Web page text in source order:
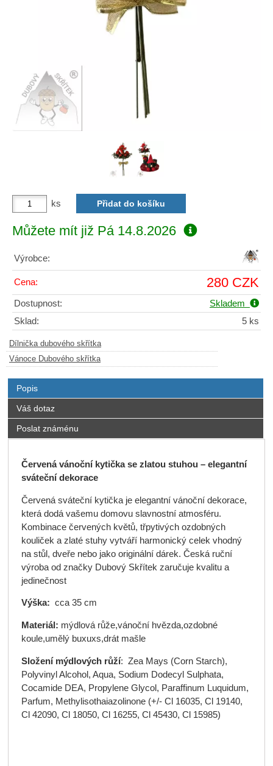
ks
Můžete mít již Pá 14.8.2026
Výrobce:
Cena: 280 CZK
Dostupnost:
Skladem
Sklad:
5 ks
Dílnička dubového skřítka
Vánoce Dubového skřítka
Popis
Váš dotaz
Poslat známénu
Červená vánoční kytička se zlatou stuhou – elegantní
sváteční dekorace
Červená sváteční kytička je elegantní vánoční dekorace,
která dodá vašemu domovu slavnostní atmosféru.
Kombinace červených květů, třpytivých ozdobných
kouliček a zlaté stuhy vytváří harmonický celek vhodný
na stůl, dveře nebo jako originální dárek. Česká ruční
výroba od značky Dubový Skřítek zaručuje kvalitu a
jedinečnost
Výška: cca 35 cm
Materiál: mýdlová růže,vánoční hvězda,ozdobné
koule,umělý buxuxs,drát mašle
Složení mýdlových růží: Zea Mays (Corn Starch),
Polyvinyl Alcohol, Aqua, Sodium Dodecyl Sulphata,
Cocamide DEA, Propylene Glycol, Paraffinum Luquidum,
Parfum, Methylisothaiazolinone (+/- Cl 16035, Cl 19140,
Cl 42090, Cl 18050, Cl 16255, Cl 45430, Cl 15985)